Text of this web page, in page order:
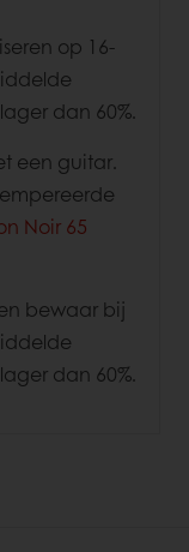
op 16-
dan 60%.
een guitar.
Noir 65
bewaar bij
dan 60%.